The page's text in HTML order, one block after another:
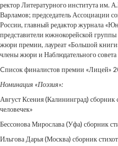
ректор Литературного института им.
Варламов; председатель Ассоциации
России, главный редактор журнала
представители южнокорейской
жюри премии, лауреат «Большой
члены жюри и Наблюдательного
Cписок финалистов премии «Лицей»
Номинация «Поэзия»:
Август Ксения (Калининград) сборник
человечек»
Бессонова Мирослава (Уфа) сборник
Ильгова Дарья (Москва) сборник